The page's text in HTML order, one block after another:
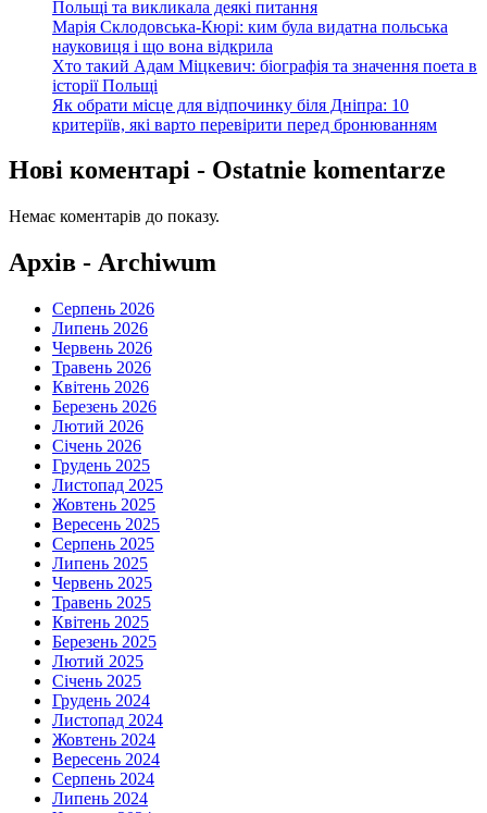
Польщі та викликала деякі питання
Марія Склодовська-Кюрі: ким була видатна польська
науковиця і що вона відкрила
Хто такий Адам Міцкевич: біографія та значення поета в
історії Польщі
Як обрати місце для відпочинку біля Дніпра: 10
критеріїв, які варто перевірити перед бронюванням
Нові коментарі - Ostatnie komentarze
Немає коментарів до показу.
Архів - Archiwum
Серпень 2026
Липень 2026
Червень 2026
Травень 2026
Квітень 2026
Березень 2026
Лютий 2026
Січень 2026
Грудень 2025
Листопад 2025
Жовтень 2025
Вересень 2025
Серпень 2025
Липень 2025
Червень 2025
Травень 2025
Квітень 2025
Березень 2025
Лютий 2025
Січень 2025
Грудень 2024
Листопад 2024
Жовтень 2024
Вересень 2024
Серпень 2024
Липень 2024